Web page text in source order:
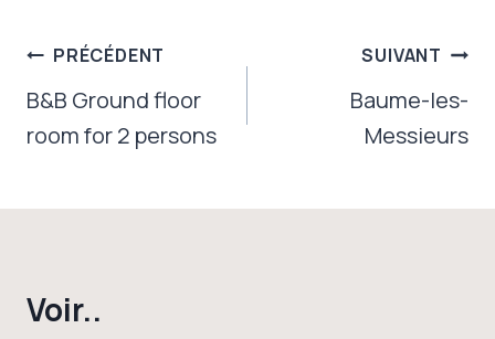
Navigation
de
l’article
PRÉCÉDENT
B&B Ground floor
room for 2 persons
SUIVANT
Baume-les-
Messieurs
Voir..